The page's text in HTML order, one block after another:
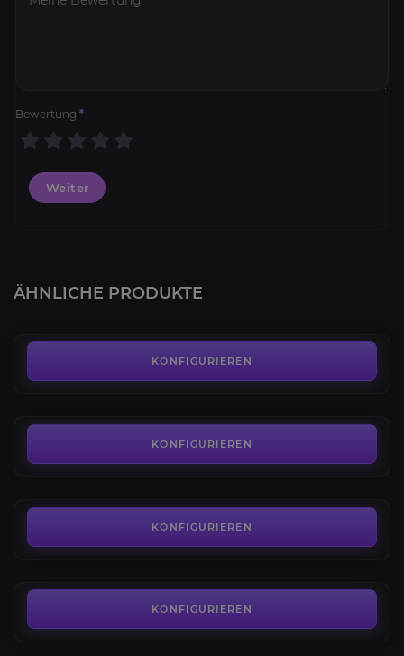
Bewertung *
Weiter
ÄHNLICHE PRODUKTE
KONFIGURIEREN
Stash-Erweiterung
KONFIGURIEREN
KONFIGURIEREN
KONFIGURIEREN